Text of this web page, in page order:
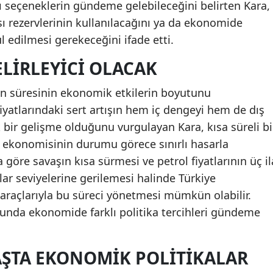
seçeneklerin gündeme gelebileceğini belirten Kara,
rezervlerinin kullanılacağını ya da ekonomide
edilmesi gerekeceğini ifade etti.
OLACAK
süresinin ekonomik etkilerin boyutunu
sert artışın hem iç dengeyi hem de dış
bir gelişme olduğunu vurgulayan Kara, kısa süreli
durumu görece sınırlı hasarla
savaşın kısa sürmesi ve petrol fiyatlarının üç
seviyelerine gerilemesi halinde Türkiye
bu süreci yönetmesi mümkün olabilir.
ekonomide farklı politika tercihleri gündeme
EKONOMIK POLITIKALAR